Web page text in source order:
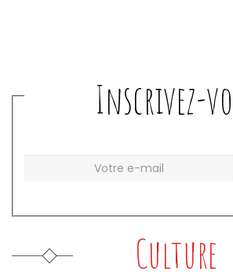
Inscrivez-
Culture